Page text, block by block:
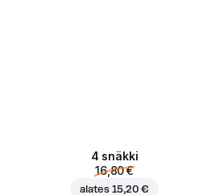
4 snäkki
16,80 €
alates 15,20 €